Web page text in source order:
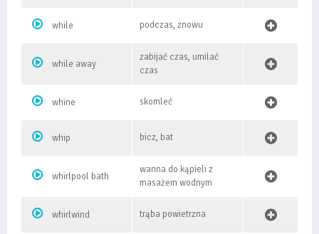
while podczas, znowu
while away
zabijać czas, umilać
czas
whine skomleć
whip bicz, bat
whirlpool bath
wanna do kąpieli z
masażem wodnym
whirlwind trąba powietrzna